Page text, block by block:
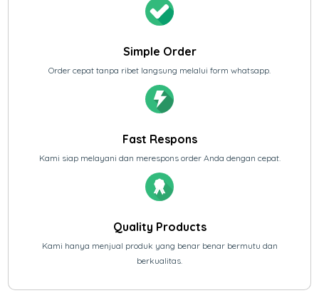
Simple Order
Order cepat tanpa ribet langsung melalui form whatsapp.
Fast Respons
Kami siap melayani dan merespons order Anda dengan cepat.
Quality Products
Kami hanya menjual produk yang benar benar bermutu dan
berkualitas.